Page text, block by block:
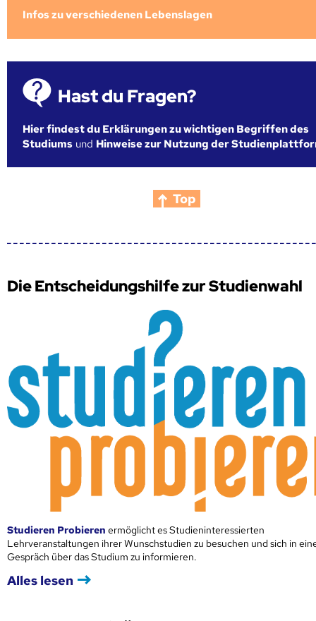
Infos zu verschiedenen Lebenslagen
Hast du Fragen?
Hier findest du Erklärungen zu wichtigen Begriffen des
Studiums und Hinweise zur Nutzung der
Top
Die Entscheidungshilfe zur Studienwahl
Studieren Probieren ermöglicht es Studieninteressierten
Lehrveranstaltungen ihrer Wunschstudien zu besuchen und sich in
Gespräch über das Studium zu informieren.
Alles lesen